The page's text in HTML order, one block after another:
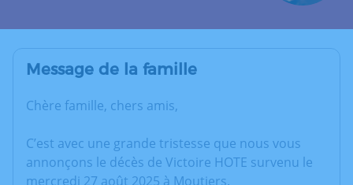
Message de la famille
Chère famille, chers amis,
C’est avec une grande tristesse que nous vous
annonçons le décès de Victoire HOTE survenu le
mercredi 27 août 2025 à Moutiers.